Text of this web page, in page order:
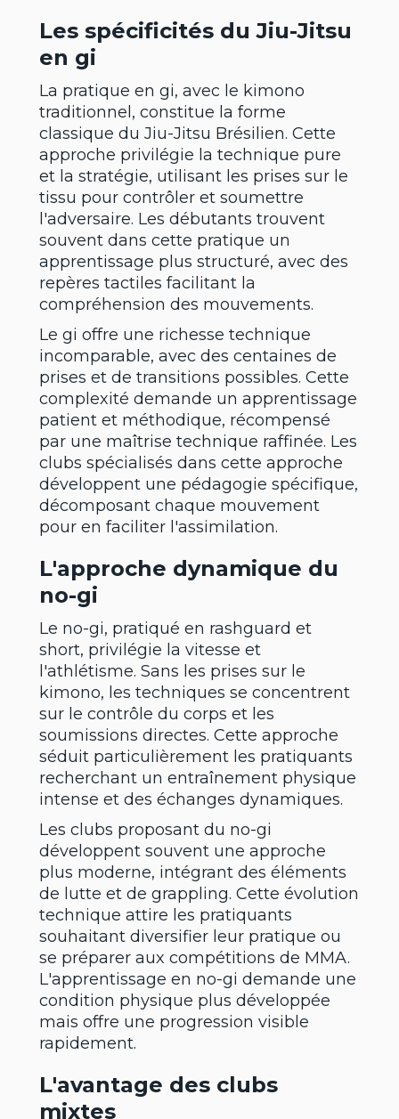
Les spécificités du Jiu-Jitsu
en gi
La pratique en gi, avec le kimono
traditionnel, constitue la forme
classique du Jiu-Jitsu Brésilien. Cette
approche privilégie la technique pure
et la stratégie, utilisant les prises sur le
tissu pour contrôler et soumettre
l'adversaire. Les débutants trouvent
souvent dans cette pratique un
apprentissage plus structuré, avec des
repères tactiles facilitant la
compréhension des mouvements.
Le gi offre une richesse technique
incomparable, avec des centaines de
prises et de transitions possibles. Cette
complexité demande un apprentissage
patient et méthodique, récompensé
par une maîtrise technique raffinée. Les
clubs spécialisés dans cette approche
développent une pédagogie spécifique,
décomposant chaque mouvement
pour en faciliter l'assimilation.
L'approche dynamique du
no-gi
Le no-gi, pratiqué en rashguard et
short, privilégie la vitesse et
l'athlétisme. Sans les prises sur le
kimono, les techniques se concentrent
sur le contrôle du corps et les
soumissions directes. Cette approche
séduit particulièrement les pratiquants
recherchant un entraînement physique
intense et des échanges dynamiques.
Les clubs proposant du no-gi
développent souvent une approche
plus moderne, intégrant des éléments
de lutte et de grappling. Cette évolution
technique attire les pratiquants
souhaitant diversifier leur pratique ou
se préparer aux compétitions de MMA.
L'apprentissage en no-gi demande une
condition physique plus développée
mais offre une progression visible
rapidement.
L'avantage des clubs
mixtes